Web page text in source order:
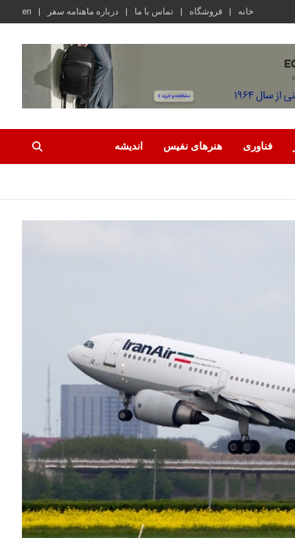
خانه فروشگاه تماس با ما درباره ماهنامه سفر en
فناوری هنرهای نفیس اندیشه